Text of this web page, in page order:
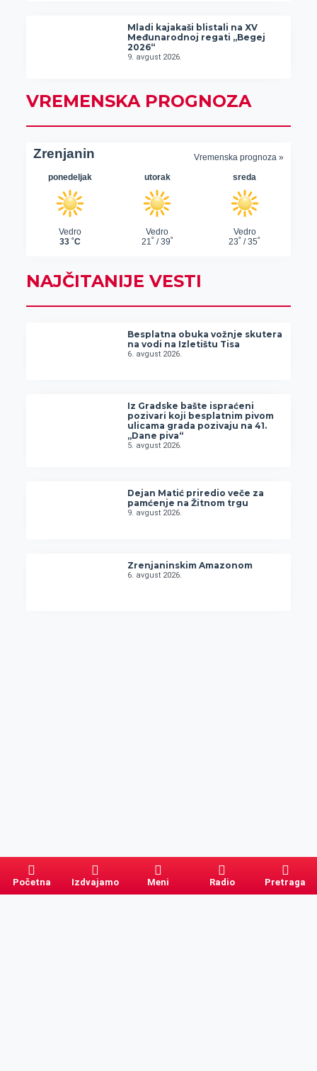
Mladi kajakaši blistali na XV
Međunarodnoj regati „Begej
2026“
9. avgust 2026.
VREMENSKA PROGNOZA
NAJČITANIJE VESTI
Besplatna obuka vožnje skutera
na vodi na Izletištu Tisa
6. avgust 2026.
Iz Gradske bašte ispraćeni
pozivari koji besplatnim pivom
ulicama grada pozivaju na 41.
„Dane piva“
5. avgust 2026.
Dejan Matić priredio veče za
pamćenje na Žitnom trgu
9. avgust 2026.
Zrenjaninskim Amazonom
6. avgust 2026.
Početna Izdvajamo Meni Radio Pretraga